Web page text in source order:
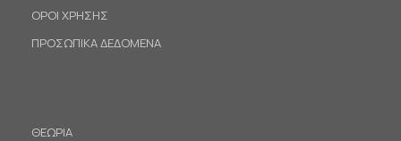
ΟΡΟΙ ΧΡΗΣΗΣ
ΠΡΟΣΩΠΙΚΑ ΔΕΔΟΜΕΝΑ
ΘΕΩΡΙΑ